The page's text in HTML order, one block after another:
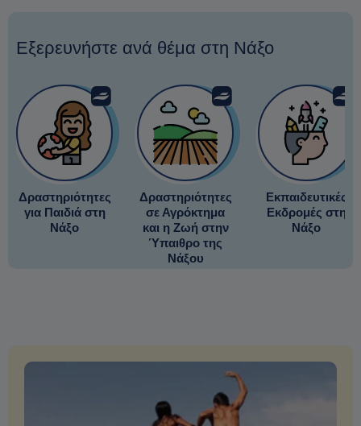
Εξερευνήστε ανά θέμα στη Νάξο
Δραστηριότητες
για Παιδιά στη
Νάξο
Δραστηριότητες
σε Αγρόκτημα
και η Ζωή στην
Ύπαιθρο της
Νάξου
Εκπαιδευτικές
Εκδρομές στη
Νάξο